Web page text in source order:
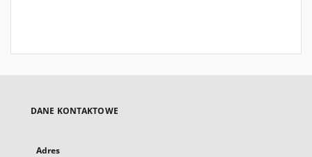
DANE KONTAKTOWE
Adres